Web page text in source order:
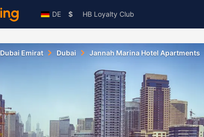
DE $ HB Loyalty Club
Dubai Emirat Dubai Jannah Marina Hotel Apartments